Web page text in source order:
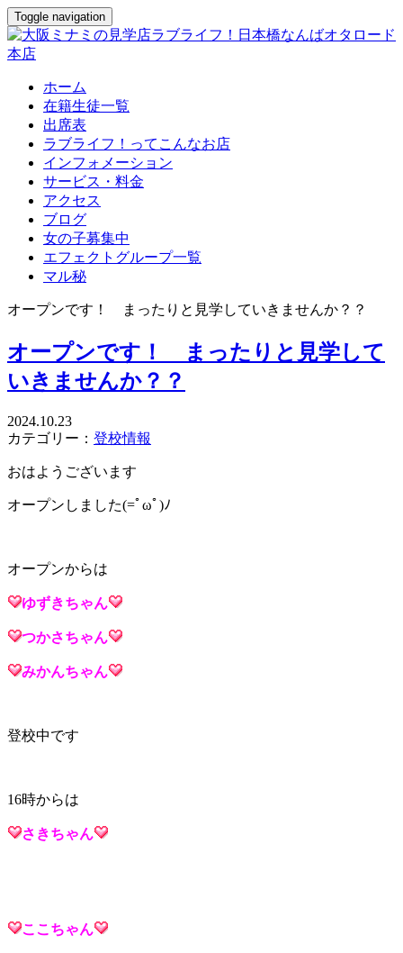
Toggle navigation
ホーム
在籍生徒一覧
出席表
ラブライフ！ってこんなお店
インフォメーション
サービス・料金
アクセス
ブログ
女の子募集中
エフェクトグループ一覧
マル秘
オープンです！ まったりと見学していきませんか？？
オープンです！ まったりと見学して
いきませんか？？
2024.10.23
カテゴリー： 登校情報
おはようございます
オープンしました(=ﾟωﾟ)ﾉ
オープンからは
ゆずきちゃん
つかさちゃん
みかんちゃん
登校中です
16時からは
さきちゃん
ここ ちゃん